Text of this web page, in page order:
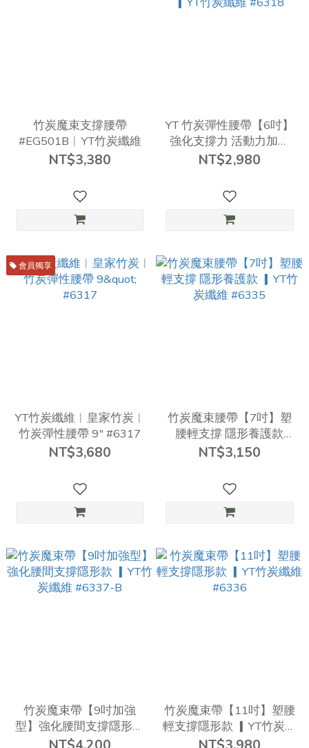
竹炭魔束支撐腰帶
#EG501B︱YT竹炭纖維
NT$3,380
YT 竹炭彈性腰帶【6吋】
強化支撐力 活動力加倍
▎YT竹炭纖維 #6318
NT$2,980
會員獨享
YT竹炭纖維︱皇家竹炭︱
竹炭彈性腰帶 9" #6317
NT$3,680
竹炭魔束腰帶【7吋】塑
腰輕支撐 隱形養護款
▎YT竹炭纖維 #6335
NT$3,150
竹炭魔束帶【9吋加強
型】強化腰間支撐隱形款
▎YT竹炭纖維 #6337-B
竹炭魔束帶【11吋】塑腰
輕支撐隱形款 ▎YT竹炭纖
維 #6336